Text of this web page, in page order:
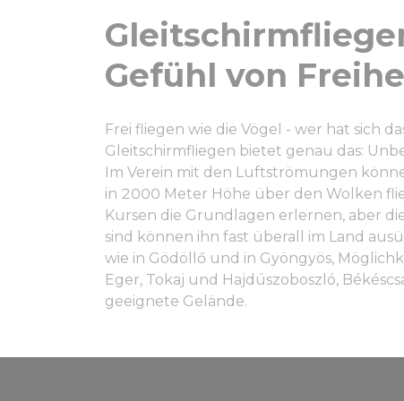
Gefühl von
Frei fliegen wie die Vögel - wer hat sich
Gleitschirmfliegen bietet genau das:
Im Verein mit den Luftströmungen
in 2000 Meter Höhe über den Wolken
Kursen die Grundlagen erlernen, aber
sind können ihn fast überall im Land
wie in Gödöllő und in Gyöngyös,
Eger, Tokaj und Hajdúszoboszló,
geeignete Gelände.